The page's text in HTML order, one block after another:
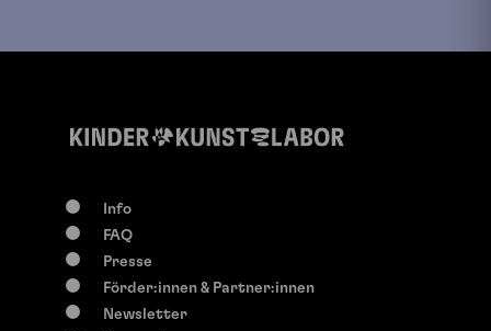
Info
FAQ
Presse
Förder:innen & Partner:innen
Newsletter